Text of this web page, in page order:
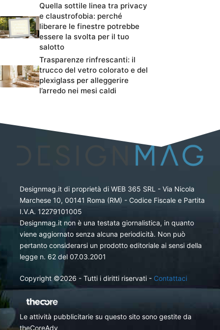
Quella sottile linea tra privacy
e claustrofobia: perché
liberare le finestre potrebbe
essere la svolta per il tuo
salotto
Trasparenze rinfrescanti: il
trucco del vetro colorato e del
plexiglass per alleggerire
l’arredo nei mesi caldi
Designmag.it di proprietà di WEB 365 SRL - Via Nicola
Marchese 10, 00141 Roma (RM) - Codice Fiscale e Partita
I.V.A. 12279101005
Designmag.it non è una testata giornalistica, in quanto
viene aggiornato senza alcuna periodicità. Non può
pertanto considerarsi un prodotto editoriale ai sensi della
legge n. 62 del 07.03.2001
Copyright ©2026 - Tutti i diritti riservati - Contattaci
Le attività pubblicitarie su questo sito sono gestite da
theCoreAdv